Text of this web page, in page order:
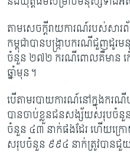
តាមសេចក្តីរាយការណ៍របស់សា
កម្ពុជា​បាន​បង្ក្រាប​ករណី​ជួញដូរ​ម
ចំនួន ២៧២ ករណី​ពោលគឺមាន ​ក
ឆ្នាំមុន។
បើតាមរបាយការណ៍នៅក្នុងករណីប
បាន​ចាប់ខ្លួន​ជនសង្ស័យ​សរុប​ចំនួ
ចំនួន ៤៣ នាក់​ផងដែរ ហើយក្រោ
សរុប​ចំនួន ៩៩៤ នាក់​ត្រូវបាន​ជួ